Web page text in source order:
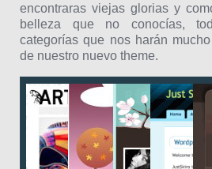
encontraras viejas glorias y
belleza que no conocías,
categorías que nos harán
de nuestro nuevo theme.